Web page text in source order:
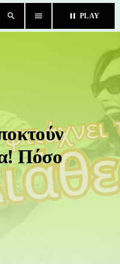
search menu pause PLAY
close
Πόσο